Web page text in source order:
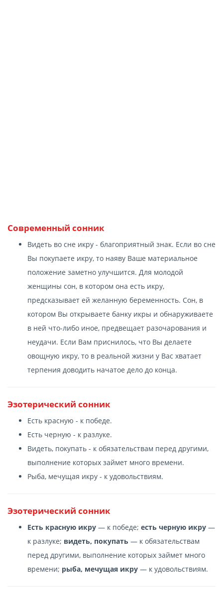
Современный сонник
Видеть во сне икру - благоприятный знак. Если во сне
Вы покупаете икру, то наяву Ваше материальное
положение заметно улучшится. Для молодой
женщины сон, в котором она есть икру,
предсказывает ей желанную беременность. Сон, в
котором Вы открываете банку икры и обнаруживаете
в ней что-либо иное, предвещает разочарования и
неудачи. Если Вам приснилось, что Вы делаете
овощную икру, то в реальной жизни у Вас хватает
терпения доводить начатое дело до конца.
Эзотерический сонник
Есть красную - к победе.
Есть черную - к разлуке.
Видеть, покупать - к обязательствам перед другими,
выполнение которых займет много времени.
Рыба, мечущая икру - к удовольствиям.
Эзотерический сонник
Есть красную икру — к победе; есть черную икру —
к разлуке; видеть, покупать — к обязательствам
перед другими, выполнение которых займет много
времени; рыба, мечущая икру — к удовольствиям.